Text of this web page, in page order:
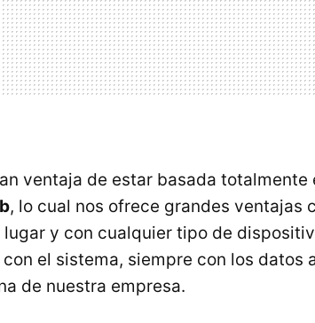
ventaja de estar basada totalmente
, lo cual nos ofrece grandes ventajas
y con cualquier tipo de
el sistema, siempre con los datos
de nuestra empresa.